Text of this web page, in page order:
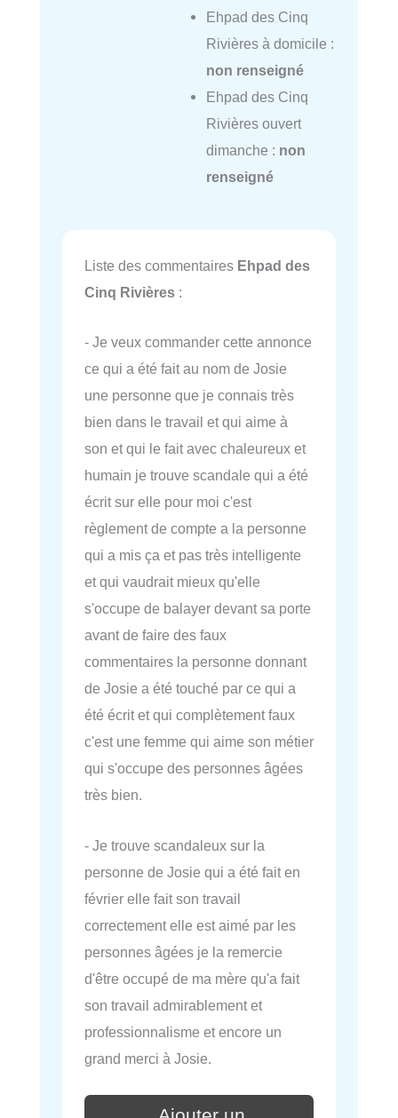
Ehpad des Cinq
Rivières à domicile :
non renseigné
Ehpad des Cinq
Rivières ouvert
dimanche : non
renseigné
Liste des commentaires Ehpad des
Cinq Rivières :
- Je veux commander cette annonce
ce qui a été fait au nom de Josie
une personne que je connais très
bien dans le travail et qui aime à
son et qui le fait avec chaleureux et
humain je trouve scandale qui a été
écrit sur elle pour moi c'est
règlement de compte a la personne
qui a mis ça et pas très intelligente
et qui vaudrait mieux qu'elle
s'occupe de balayer devant sa porte
avant de faire des faux
commentaires la personne donnant
de Josie a été touché par ce qui a
été écrit et qui complètement faux
c'est une femme qui aime son métier
qui s'occupe des personnes âgées
très bien.
- Je trouve scandaleux sur la
personne de Josie qui a été fait en
février elle fait son travail
correctement elle est aimé par les
personnes âgées je la remercie
d'être occupé de ma mère qu'a fait
son travail admirablement et
professionnalisme et encore un
grand merci à Josie.